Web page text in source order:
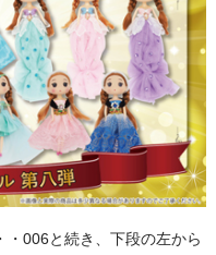
006と続き、下段の左から